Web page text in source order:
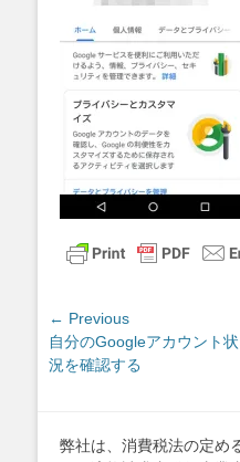
投
稿
ナ
ー
← Previous
Previous
post:
自分のGoogleアカウント状
況を確認する
弊社は、消費税法の定め